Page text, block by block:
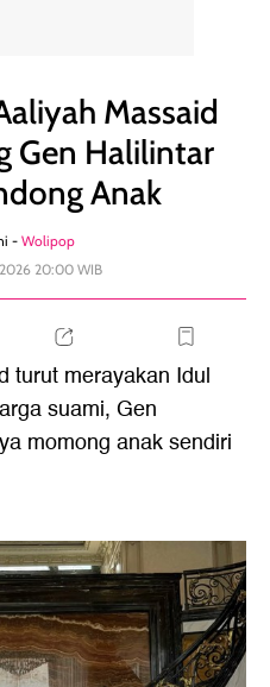
Massaid
Gen Halilintar
Anak
- Wolipop
20:00 WIB
turut merayakan Idul
suami, Gen
momong anak sendiri